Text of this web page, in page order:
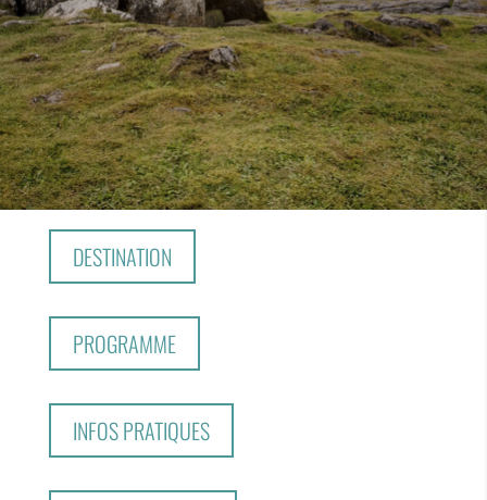
DESTINATION
PROGRAMME
INFOS PRATIQUES